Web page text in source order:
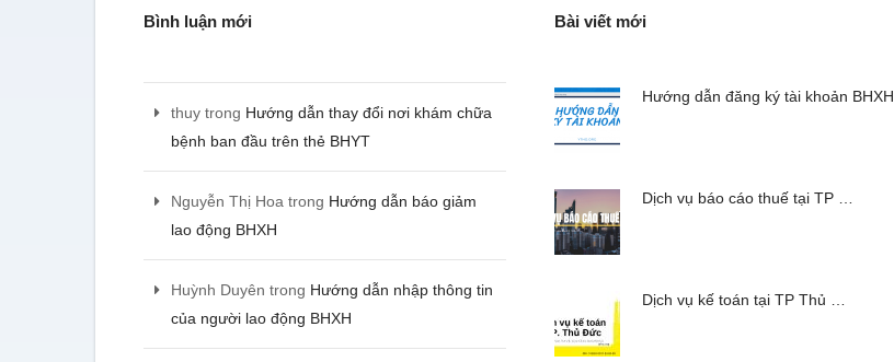
Bình luận mới
thuytrong Hướng dẫn thay đổi nơi khám chữa
bệnh ban đầu trên thẻ BHYT
Nguyễn Thị Hoa trong Hướng dẫn báo giảm
lao động BHXH
Huỳnh Duyên trong Hướng dẫn nhập thông tin
của người lao động BHXH
Bài viết mới
Hướng dẫn đăng ký tài khoản BHXH
Dịch vụ báo cáo thuế tại TP …
Dịch vụ kế toán tại TP Thủ …